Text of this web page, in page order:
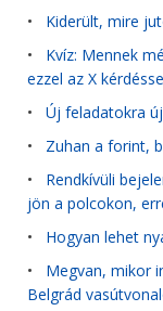
• Kiderült, mire
• Kvíz: Mennek
ezzel az X
• Új feladatokra
• Zuhan a forint,
• Rendkívüli
jön a polcokon,
• Hogyan lehet
• Megvan, mikor
Belgrád